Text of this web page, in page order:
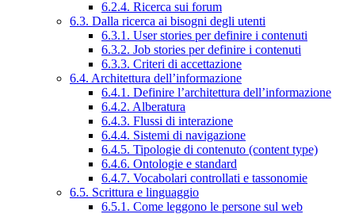
6.2.4. Ricerca sui forum
6.3. Dalla ricerca ai bisogni degli utenti
6.3.1. User stories per definire i contenuti
6.3.2. Job stories per definire i contenuti
6.3.3. Criteri di accettazione
6.4. Architettura dell’informazione
6.4.1. Definire l’architettura dell’informazione
6.4.2. Alberatura
6.4.3. Flussi di interazione
6.4.4. Sistemi di navigazione
6.4.5. Tipologie di contenuto (content type)
6.4.6. Ontologie e standard
6.4.7. Vocabolari controllati e tassonomie
6.5. Scrittura e linguaggio
6.5.1. Come leggono le persone sul web